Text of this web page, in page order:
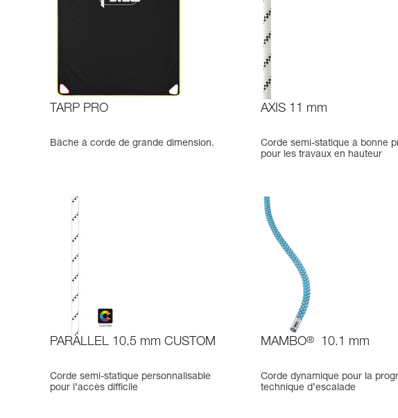
TARP PRO
Bâche à corde de grande dimension.
AXIS 11 mm
Corde semi-statique à bonne
pour les travaux en hauteur
PARALLEL 10.5 mm CUSTOM
Corde semi-statique personnalisable
pour l’accès difficile
MAMBO® 10.1 mm
Corde dynamique pour la
technique d’escalade